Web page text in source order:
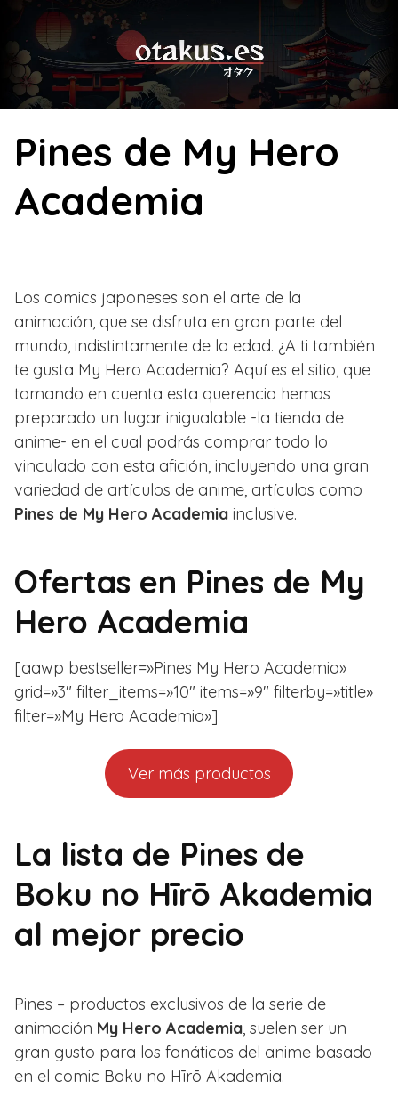
content
Pines de My Hero
Academia
Los comics japoneses son el arte de la
animación, que se disfruta en gran parte del
mundo, indistintamente de la edad. ¿A ti también
te gusta My Hero Academia? Aquí es el sitio, que
tomando en cuenta esta querencia hemos
preparado un lugar inigualable -la tienda de
anime- en el cual podrás comprar todo lo
vinculado con esta afición, incluyendo una gran
variedad de artículos de anime, artículos como
Pines de My Hero Academia inclusive.
Ofertas en Pines de My
Hero Academia
[aawp bestseller=»Pines My Hero Academia»
grid=»3″ filter_items=»10″ items=»9″ filterby=»title»
filter=»My Hero Academia»]
Ver más productos
La lista de Pines de
Boku no Hīrō Akademia
al mejor precio
Pines – productos exclusivos de la serie de
animación My Hero Academia, suelen ser un
gran gusto para los fanáticos del anime basado
en el comic Boku no Hīrō Akademia.